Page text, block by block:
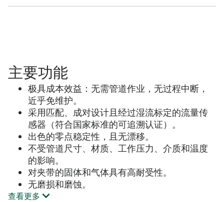
主要功能
极具成本效益：无需管道作业，无过程中断，
近乎免维护。
采用匹配、成对设计且经过湿流标定的流量传
感器（符合国家标准的可追溯认证）。
出色的零点稳定性，且无漂移。
不受管道尺寸、材质、工作压力、介质和温度
的影响。
对夹带的固体和气体具有高耐受性。
无磨损和磨蚀。
查看更多